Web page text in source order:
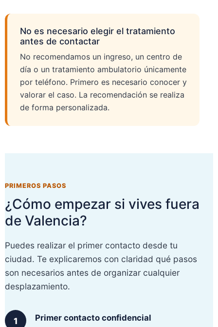
No es necesario elegir el tratamiento
antes de contactar
No recomendamos un ingreso, un centro de
día o un tratamiento ambulatorio únicamente
por teléfono. Primero es necesario conocer y
valorar el caso. La recomendación se realiza
de forma personalizada.
PRIMEROS PASOS
¿Cómo empezar si vives fuera
de Valencia?
Puedes realizar el primer contacto desde tu
ciudad. Te explicaremos con claridad qué pasos
son necesarios antes de organizar cualquier
desplazamiento.
Primer contacto confidencial